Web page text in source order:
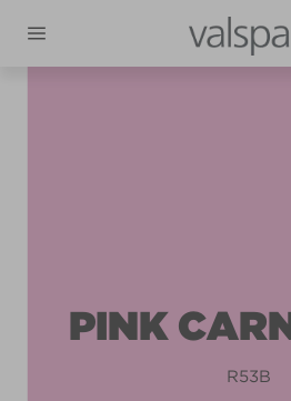
PINK
R53B